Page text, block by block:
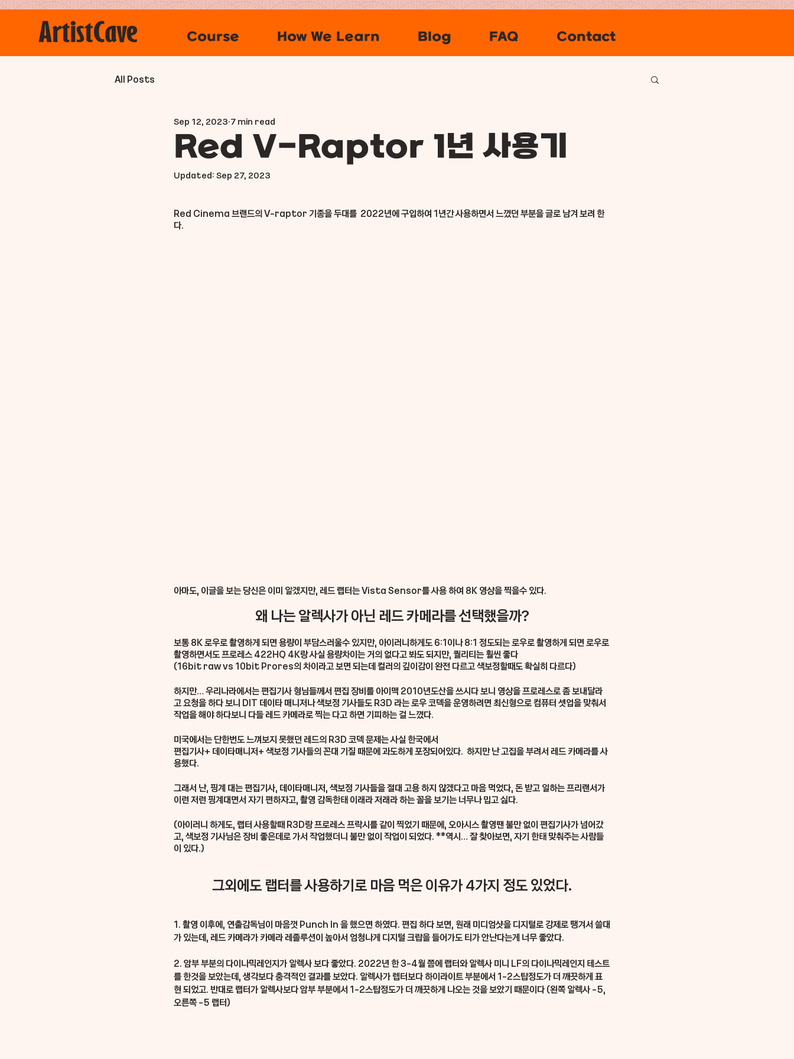
Course How We Learn Blog FAQ Contact
All Posts
Red V-Raptor 1년 사용기
Sep 12, 2023 7 min read
Updated: Sep 27, 2023
Red Cinema 브랜드의 V-raptor 기종을 두대를  2022년에 구입하여 1년간 사용하면서 느꼈던 부분을 글로 남겨 보려 한
다.
아마도, 이글을 보는 당신은 이미 알겠지만, 레드 랩터는 Vista Sensor를 사용 하여 8K 영상을 찍을수 있다.
왜 나는 알렉사가 아닌 레드 카메라를 선택했을까?
보통 8K 로우로 촬영하게 되면 용량이 부담스러울수 있지만, 아이러니하게도 6:1이나 8:1 정도되는 로우로 촬영하게 되면 로우로
촬영하면서도 프로레스 422HQ 4K랑 사실 용량차이는 거의 없다고 봐도 되지만, 퀄리티는 훨씬 좋다
(16bit raw vs 10bit Prores의 차이라고 보면 되는데 컬러의 깊이감이 완전 다르고 색보정할때도 확실히 다르다)
하지만… 우리나라에서는 편집기사 형님들께서 편집 장비를 아이맥 2010년도산을 쓰시다 보니 영상을 프로레스로 좀 보내달라
고 요청을 하다 보니 DIT 데이타 매니저나 색보정 기사들도 R3D 라는 로우 코덱을 운영하려면 최신형으로 컴퓨터 셋업을 맞춰서
작업을 해야 하다보니 다들 레드 카메라로 찍는 다고 하면 기피하는 걸 느꼈다.
미국에서는 단한번도 느껴보지 못했던 레드의 R3D 코덱 문제는 사실 한국에서
편집기사+ 데이타매니저+ 색보정 기사들의 꼰대 기질 때문에 과도하게 포장되어있다.  하지만 난 고집을 부려서 레드 카메라를 사
용했다.
그래서 난, 핑계 대는 편집기사, 데이타매니저, 색보정 기사들을 절대 고용 하지 않겠다고 마음 먹었다, 돈 받고 일하는 프리랜서가
이런 저런 핑계대면서 자기 편하자고, 촬영 감독한태 이래라 저래라 하는 꼴을 보기는 너무나 밉고 싫다.
(아이러니 하게도, 랩터 사용할때 R3D랑 프로레스 프락시를 같이 찍었기 때문에, 오아시스 촬영땐 불만 없이 편집기사가 넘어갔
고, 색보정 기사님은 장비 좋은데로 가서 작업했더니 불만 없이 작업이 되었다. **역시… 잘 찾아보면, 자기 한태 맞춰주는 사람들
이 있다.)
그외에도 랩터를 사용하기로 마음 먹은 이유가 4가지 정도 있었다.
1. 촬영 이후에, 연출감독님이 마음껏 Punch In 을 했으면 하였다. 편집 하다 보면, 원래 미디엄샷을 디지털로 강제로 땡겨서 쓸대
가 있는데, 레드 카메라가 카메라 레졸루션이 높아서 엄청나게 디지털 크랍을 들어가도 티가 안난다는게 너무 좋았다.
2. 암부 부분의 다이나믹레인지가 알렉사 보다 좋았다. 2022년 한 3-4월 쯤에 랩터와 알렉사 미니 LF의 다이나믹레인지 테스트
를 한것을 보았는데, 생각보다 충격적인 결과를 보았다. 알렉사가 렙터보다 하이라이트 부분에서 1-2스탑정도가 더 깨끗하게 표
현 되었고. 반대로 랩터가 알렉사보다 암부 부분에서 1-2스탑정도가 더 깨끗하게 나오는 것을 보았기 때문이다 (왼쪽 알렉사 -5,
오른쪽 -5 랩터)